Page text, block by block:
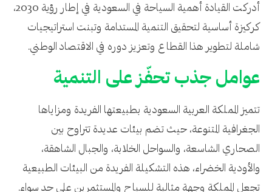
أدركت القيادة أهمية السياحة في السعودية في إطار رؤية 2030،
كركيزة أساسية لتحقيق التنمية المستدامة وتبنت استراتيجيات
شاملة لتطوير هذا القطاع وتعزيز دوره في الاقتصاد الوطني.
عوامل جذب تحفّز على التنمية
تتميز المملكة العربية السعودية بطبيعتها الفريدة ومزاياها
الجغرافية المتنوعة، حيث تضم بيئات عديدة تتراوح بين
الصحاري الشاسعة، والسواحل الخلابة، والجبال الشاهقة،
والأودية الخضراء، هذه التشكيلة الفريدة من البيئات الطبيعية
تجعل المملكة وجهة مثالية للسياح والمستثمرين على حد سواء.